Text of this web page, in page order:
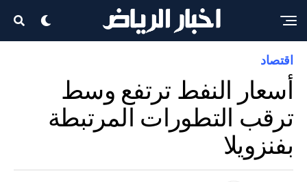
اقتصاد
أسعار النفط ترتفع وسط
ترقب التطورات المرتبطة
بفنزويلا